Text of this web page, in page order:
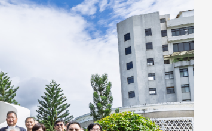
30日(四)举
接典礼。115
发展 ...
本校校长葛焕昭将于今(115)年7
月31日(五)任期届满。董事会于6月
24日(三)下午5时 ...